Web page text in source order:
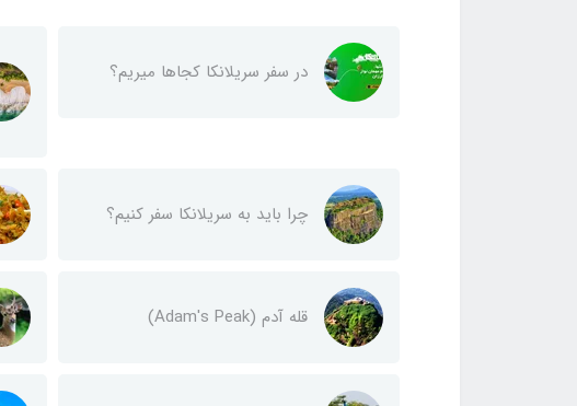
در سفر سریلانکا کجاها میریم؟
چرا باید به سریلانکا سفر کنیم؟
قله‌ آدم (Adam's Peak)